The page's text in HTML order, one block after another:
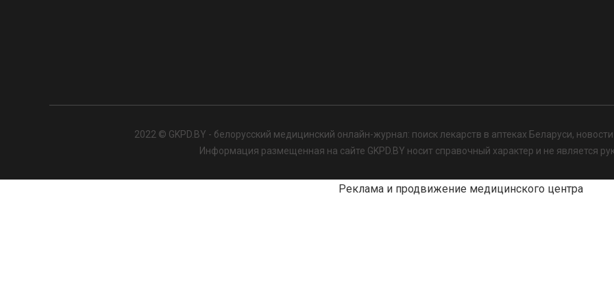
2022 © GKPD.BY - белорусский медицинский онлайн-журнал: поиск лекарств в аптеках Беларуси,
Информация размещенная на сайте GKPD.BY носит справочный характер и не является
Реклама и продвижение медицинского центра